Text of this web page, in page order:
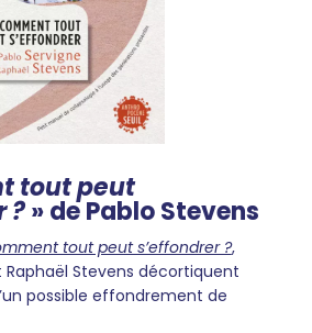
tout peut
?» de Pablo Stevens
tout peut s’effondrer ?,
Raphaël Stevens décortiquent
possible effondrement de